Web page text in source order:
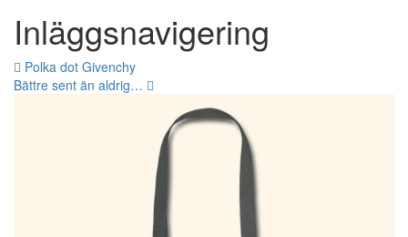
Inläggsnavigering
Polka dot Givenchy
Bättre sent än aldrig…